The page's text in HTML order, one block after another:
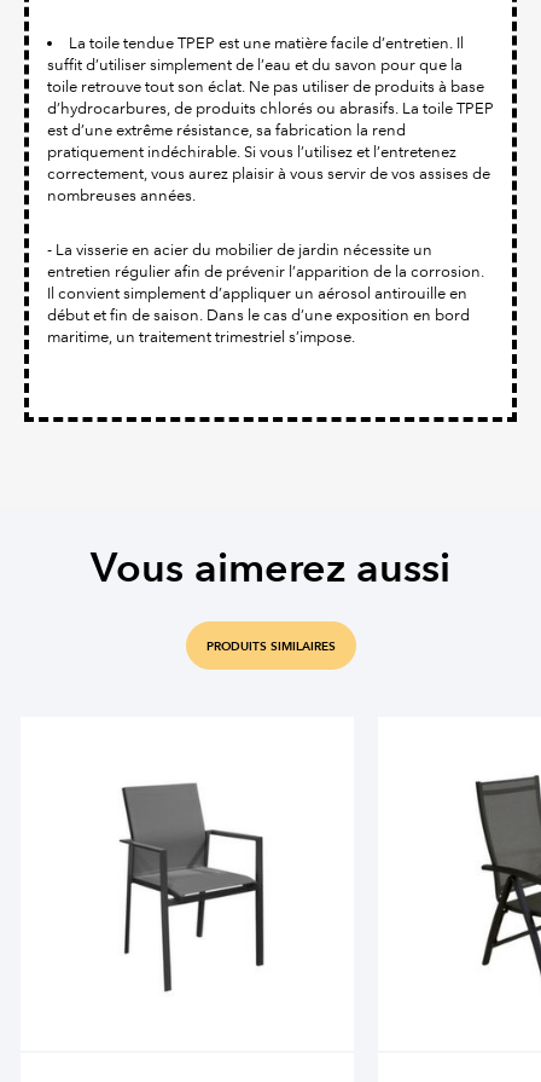
La toile tendue TPEP est une matière facile d’entretien. Il
suffit d’utiliser simplement de l’eau et du savon pour que la
toile retrouve tout son éclat. Ne pas utiliser de produits à base
d’hydrocarbures, de produits chlorés ou abrasifs. La toile TPEP
est d’une extrême résistance, sa fabrication la rend
pratiquement indéchirable. Si vous l’utilisez et l’entretenez
correctement, vous aurez plaisir à vous servir de vos assises de
nombreuses années.
- La visserie en acier du mobilier de jardin nécessite un
entretien régulier afin de prévenir l’apparition de la corrosion.
Il convient simplement d’appliquer un aérosol antirouille en
début et fin de saison. Dans le cas d’une exposition en bord
maritime, un traitement trimestriel s’impose.
Vous aimerez aussi
PRODUITS SIMILAIRES